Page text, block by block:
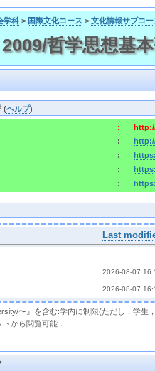
学科> 国際文化コース > 文化情報サブコー
2009/哲学思想基
(ヘルプ)
:
:
:
:
:
Last
2026-08-07
2026-08-07
〜』を含む:学内に制限(ただし，学
から閲覧可能．